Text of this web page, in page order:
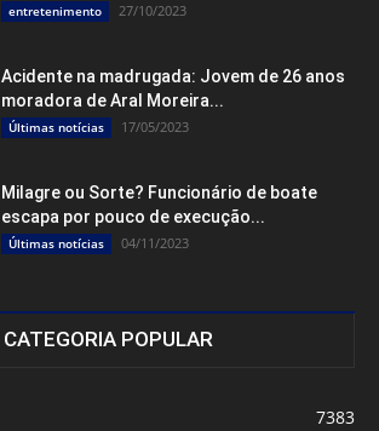
entretenimento 27/10/2023
Acidente na madrugada: Jovem de 26 anos
moradora de Aral Moreira...
Últimas notícias 17/05/2023
Milagre ou Sorte? Funcionário de boate
escapa por pouco de execução...
Últimas notícias 04/11/2023
CATEGORIA POPULAR
7383